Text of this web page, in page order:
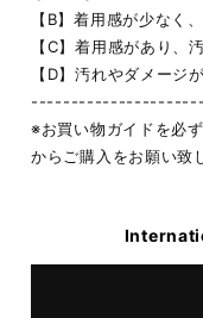
【B】着用感が少なく
【C】着用感があり、
【D】汚れやダメージ
※お買い物ガイドを必
からご購入をお願い致